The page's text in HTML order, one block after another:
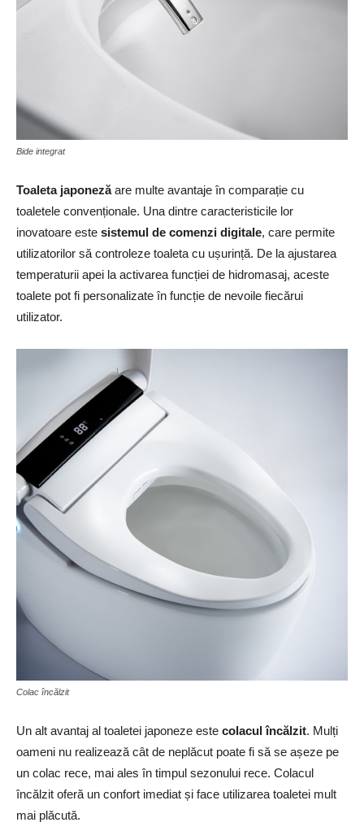
Bide integrat
Toaleta japonezăare multe avantaje în comparație cu
toaletele convenționale. Una dintre caracteristicile lor
inovatoare este sistemul de comenzi digitale, care permite
utilizatorilor să controleze toaleta cu ușurință. De la ajustarea
temperaturii apei la activarea funcției de hidromasaj, aceste
toalete pot fi personalizate în funcție de nevoile fiecărui
utilizator.
Colac încălzit
Un alt avantaj al toaletei japoneze este colacul încălzit. Mulți
oameni nu realizează cât de neplăcut poate fi să se așeze pe
un colac rece, mai ales în timpul sezonului rece. Colacul
încălzit oferă un confort imediat și face utilizarea toaletei mult
mai plăcută.